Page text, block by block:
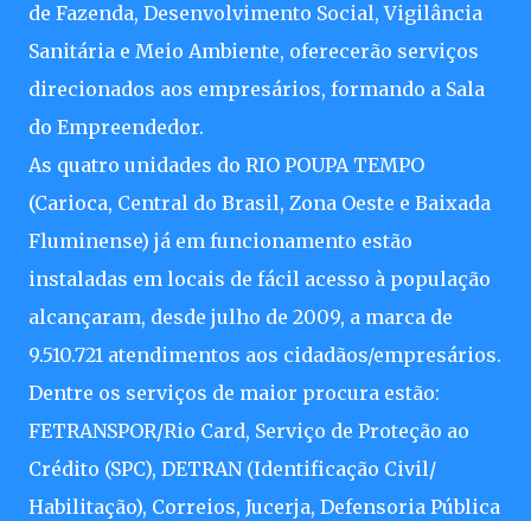
de Fazenda, Desenvolvimento Social, Vigilância
Sanitária e Meio Ambiente, oferecerão serviços
direcionados aos empresários, formando a Sala
do Empreendedor.
As quatro unidades do RIO POUPA TEMPO
(Carioca, Central do Brasil, Zona Oeste e Baixada
Fluminense) já em funcionamento estão
instaladas em locais de fácil acesso à população
alcançaram, desde julho de 2009, a marca de
9.510.721 atendimentos aos cidadãos/empresários.
Dentre os serviços de maior procura estão:
FETRANSPOR/Rio Card, Serviço de Proteção ao
Crédito (SPC), DETRAN (Identificação Civil/
Habilitação), Correios, Jucerja, Defensoria Pública